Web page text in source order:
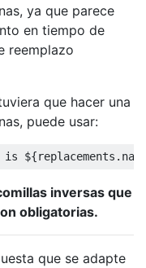
ya que parece
en tiempo de
reemplazo
que hacer una
puede usar:
is
inversas que
obligatorias.
que se adapte